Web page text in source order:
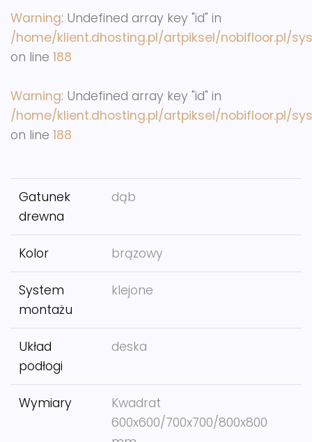
Warning: Undefined array key "id" in
/home/klient.dhosting.pl/artpiksel/nobifloor.pl/
on line 188
Warning: Undefined array key "id" in
/home/klient.dhosting.pl/artpiksel/nobifloor.pl/
on line 188
Gatunek
drewna
dąb
Kolor brązowy
System
montażu
klejone
Układ
podłogi
deska
Wymiary
Kwadrat
600x600/700x700/800x800